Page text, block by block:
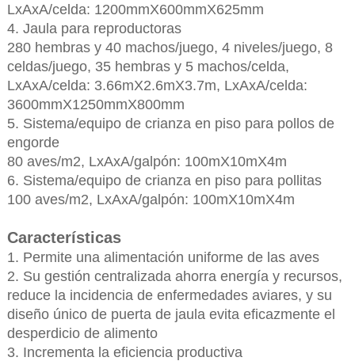
LxAxA/celda: 1200mmX600mmX625mm
4. Jaula para reproductoras
280 hembras y 40 machos/juego, 4 niveles/juego, 8
celdas/juego, 35 hembras y 5 machos/celda,
LxAxA/celda: 3.66mX2.6mX3.7m, LxAxA/celda:
3600mmX1250mmX800mm
5. Sistema/equipo de crianza en piso para pollos de
engorde
80 aves/m2, LxAxA/galpón: 100mX10mX4m
6. Sistema/equipo de crianza en piso para pollitas
100 aves/m2, LxAxA/galpón: 100mX10mX4m
Características
1. Permite una alimentación uniforme de las aves
2. Su gestión centralizada ahorra energía y recursos,
reduce la incidencia de enfermedades aviares, y su
diseño único de puerta de jaula evita eficazmente el
desperdicio de alimento
3. Incrementa la eficiencia productiva